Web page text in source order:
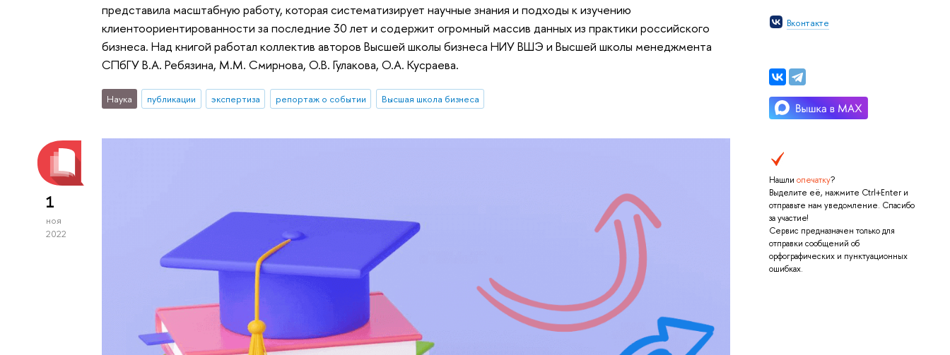
Вконтакте
Нашли опечатку?
Выделите её, нажмите Ctrl+Enter и
отправьте нам уведомление. Спасибо
за участие!
Сервис предназначен только для
отправки сообщений об
орфографических и пунктуационных
ошибках.
представила масштабную работу, которая систематизирует научные знания и подходы к изучению
клиентоориентированности за последние 30 лет и содержит огромный массив данных из практики российского
бизнеса. Над книгой работал коллектив авторов Высшей школы бизнеса НИУ ВШЭ и Высшей школы менеджмента
СПбГУ В.А. Ребязина, М.М. Смирнова, О.В. Гулакова, О.А. Кусраева.
Наука публикации экспертиза репортаж о событии Высшая школа бизнеса
1
ноя
2022